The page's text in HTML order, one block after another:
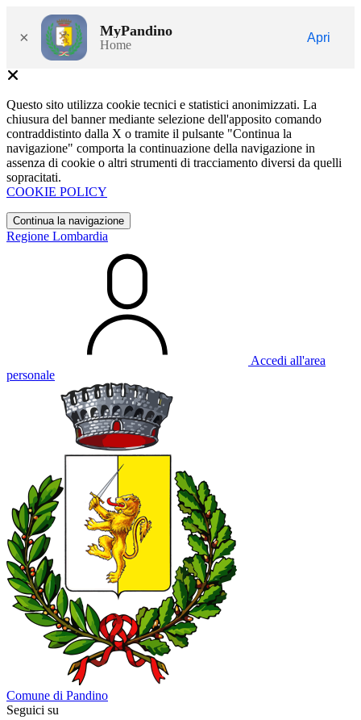
× MyPandino
Home
Apri
Questo sito utilizza cookie tecnici e statistici anonimizzati. La
chiusura del banner mediante selezione dell'apposito comando
contraddistinto dalla X o tramite il pulsante "Continua la
navigazione" comporta la continuazione della navigazione in
assenza di cookie o altri strumenti di tracciamento diversi da quelli
sopracitati.
COOKIE POLICY
Continua la navigazione
Regione Lombardia
Accedi all'area
personale
Comune di Pandino
Seguici su